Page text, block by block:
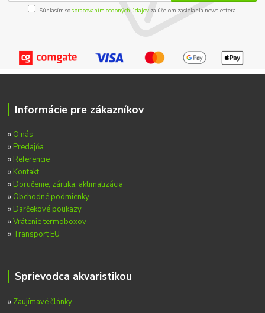
Súhlasím sospracovaním osobných údajov za účelom zasielania newslettera.
Informácie pre zákazníkov
» O nás
» Predajňa
» Referencie
» Kontakt
» Doručenie, záruka, aklimatizácia
» Obchodné podmienky
» Darčekové poukazy
»Vrátenie termoboxov
» Transport EU
Sprievodca akvaristikou
» Zaujímavé články